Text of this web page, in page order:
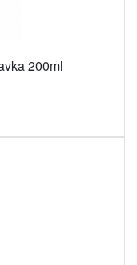
200ml